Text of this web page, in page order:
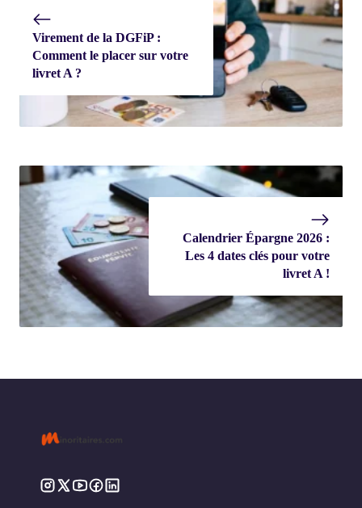
Virement de la DGFiP :
Comment le placer sur votre
livret A ?
Calendrier Épargne 2026 :
Les 4 dates clés pour votre
livret A !